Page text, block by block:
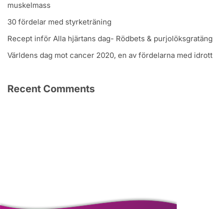
muskelmass
30 fördelar med styrketräning
Recept inför Alla hjärtans dag- Rödbets & purjolöksgratäng
Världens dag mot cancer 2020, en av fördelarna med idrott
Recent Comments